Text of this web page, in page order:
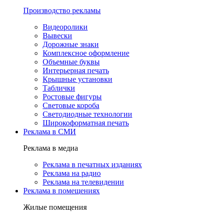
Производство рекламы
Видеоролики
Вывески
Дорожные знаки
Комплексное оформление
Объемные буквы
Интерьерная печать
Крышные установки
Таблички
Ростовые фигуры
Световые короба
Светодиодные технологии
Широкоформатная печать
Реклама в СМИ
Реклама в медиа
Реклама в печатных изданиях
Реклама на радио
Реклама на телевидении
Реклама в помещениях
Жилые помещения